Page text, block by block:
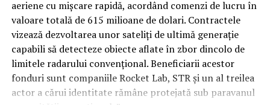
vor interveni militar pentru a proteja regatul saudit,
transformând semnăturile de astăzi într-o realitate
operativă.
aeriene cu mișcare rapidă, acordând comenzi de lucru în
valoare totală de 615 milioane de dolari. Contractele
vizează dezvoltarea unor sateliți de ultimă generație
capabili să detecteze obiecte aflate în zbor dincolo de
limitele radarului convențional. Beneficiarii acestor
fonduri sunt companiile Rocket Lab, STR și un al treilea
actor a cărui identitate rămâne protejată sub paravanul